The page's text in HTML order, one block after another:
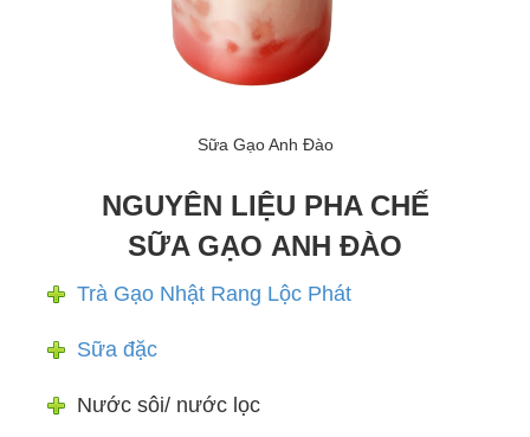
Sữa Gạo Anh Đào
NGUYÊN LIỆU PHA CHẾ
SỮA GẠO ANH ĐÀO
Trà Gạo Nhật Rang Lộc Phát
Sữa đặc
Nước sôi/ nước lọc